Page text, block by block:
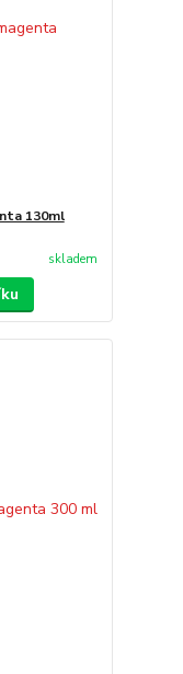
130ml
skladem